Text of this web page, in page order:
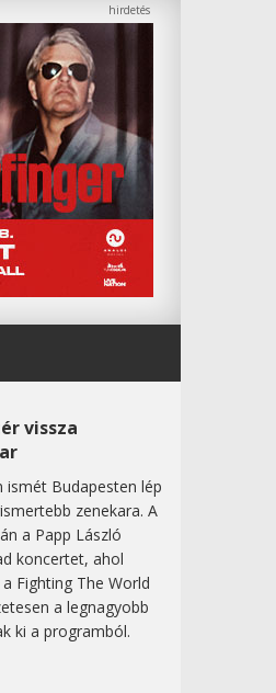
vissza
Budapesten lép
zenekara. A
a Papp László
koncertet, ahol
Fighting The World
a legnagyobb
ki a programból.